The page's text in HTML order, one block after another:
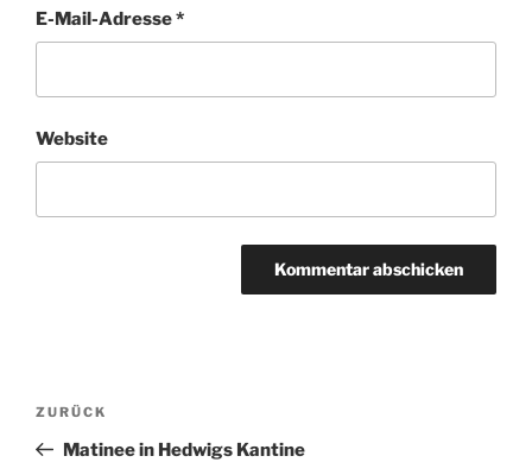
E-Mail-Adresse*
Website
Beitragsnavigation
Vorheriger
Beitrag
ZURÜCK
Matinee in Hedwigs Kantine